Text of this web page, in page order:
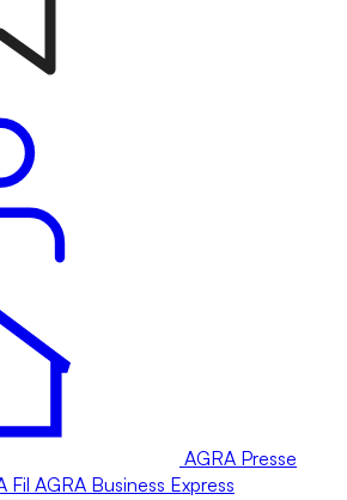
AGRA Presse
Fil AGRA Business Express